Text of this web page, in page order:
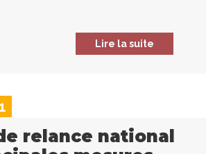
Lire la suite
relance national